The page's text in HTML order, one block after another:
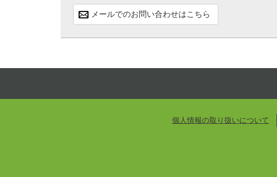
メールでのお問い合わせはこちら
個人情報の取り扱いについて